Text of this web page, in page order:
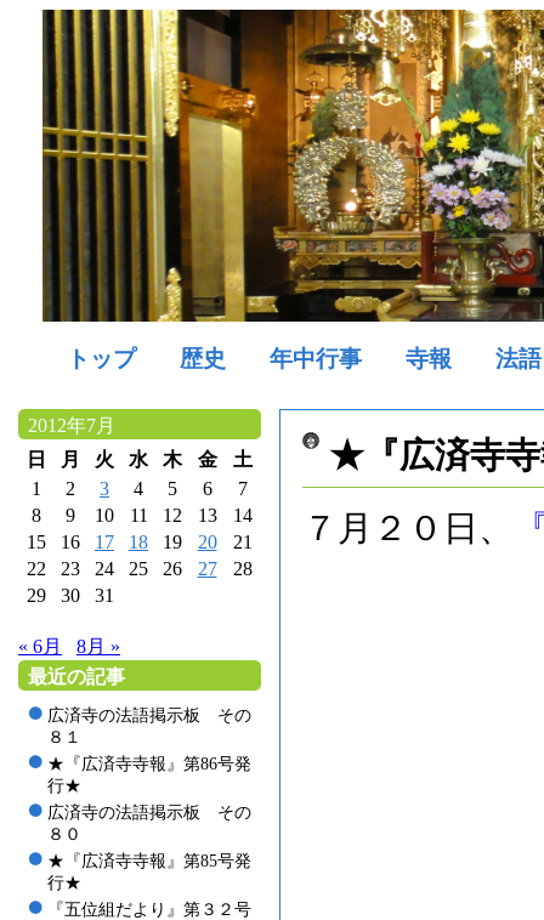
トップ 歴史 年中行事 寺報 法語
2012年7月
日
月 火 水 木 金
土
1
2 3 4 5 6
7
8
9 10 11 12 13
14
15
16 17 18 19 20
21
22
23 24 25 26 27
28
29
30 31
« 6月
8月 »
最近の記事
広済寺の法語掲示板 その
８１
★『広済寺寺報』第86号発
行★
広済寺の法語掲示板 その
８０
★『広済寺寺報』第85号発
行★
『五位組だより』第３２号
★『広済寺
７月２０日、